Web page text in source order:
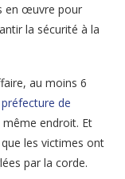
en œuvre pour
la sécurité à la
au moins 6
préfecture de
endroit. Et
les victimes ont
par la corde.